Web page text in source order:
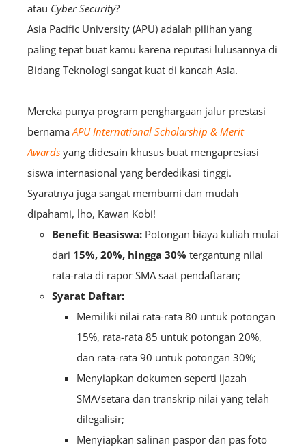
atau Cyber Security?
Asia Pacific University (APU) adalah pilihan yang
paling tepat buat kamu karena reputasi lulusannya di
Bidang Teknologi sangat kuat di kancah Asia.
Mereka punya program penghargaan jalur prestasi
bernama APU International Scholarship & Merit
Awards yang didesain khusus buat mengapresiasi
siswa internasional yang berdedikasi tinggi.
Syaratnya juga sangat membumi dan mudah
dipahami, lho, Kawan Kobi!
Benefit Beasiswa: Potongan biaya kuliah mulai
dari 15%, 20%, hingga 30% tergantung nilai
rata-rata di rapor SMA saat pendaftaran;
Syarat Daftar:
Memiliki nilai rata-rata 80 untuk potongan
15%, rata-rata 85 untuk potongan 20%,
dan rata-rata 90 untuk potongan 30%;
Menyiapkan dokumen seperti ijazah
SMA/setara dan transkrip nilai yang telah
dilegalisir;
Menyiapkan salinan paspor dan pas foto